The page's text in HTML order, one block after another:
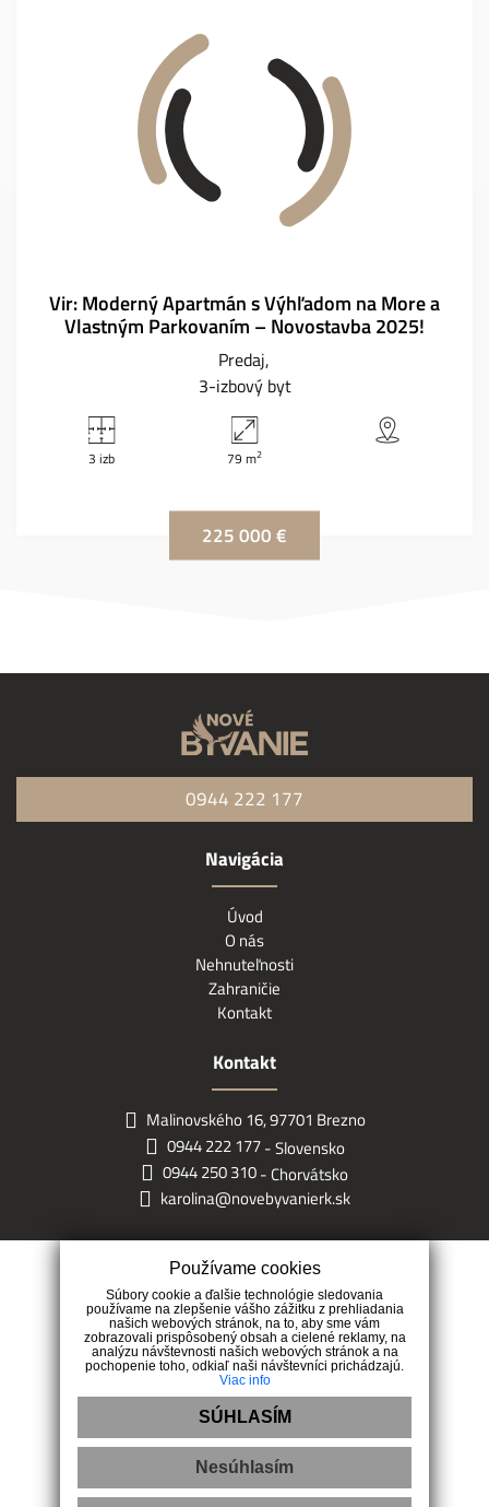
Vir: Moderný Apartmán s Výhľadom na More a
Vlastným Parkovaním – Novostavba 2025!
Predaj
3-izbový byt
3 izb 79 m2
225 000 €
0944 222 177
Navigácia
Úvod
O nás
Nehnuteľnosti
Zahraničie
Kontakt
Kontakt
Malinovského 16, 97701 Brezno
0944 222 177- Slovensko
0944 250 310- Chorvátsko
karolina@novebyvanierk.sk
Ochrana osobných údajov
Používame cookies
Súbory cookie a ďalšie technológie sledovania
používame na zlepšenie vášho zážitku z prehliadania
našich webových stránok, na to, aby sme vám
zobrazovali prispôsobený obsah a cielené reklamy, na
analýzu návštevnosti našich webových stránok a na
pochopenie toho, odkiaľ naši návštevníci prichádzajú.
Viac info
SÚHLASÍM
Nesúhlasím